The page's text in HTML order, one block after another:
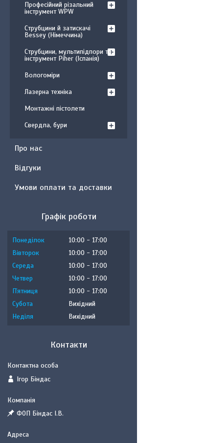
Професійний різальний
інструмент WPW
Струбцини й затискачі
Bessey (Німеччина)
Струбцини, мультипідпори та
інструмент Piher (Іспанія)
Вологоміри
Лазерна техніка
Монтажні пістолети
Свердла, бури
Про нас
Відгуки
Умови оплати та доставки
Графік роботи
Понеділок 10:00
17:00
Вівторок
10:00
17:00
Середа
10:00
17:00
Четвер
10:00
17:00
Пʼятниця
10:00
17:00
Субота
Вихідний
Неділя
Вихідний
Контакти
Ігор Біндас
ФОП Біндас І.В.